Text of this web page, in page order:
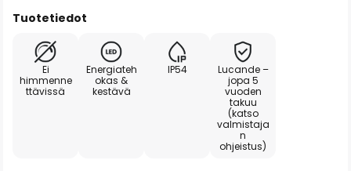
Tuotetiedot
Ei
himmenne
ttävissä
Energiateh
okas &
kestävä
IP54
Lucande –
jopa 5
vuoden
takuu
(katso
valmistaja
n
ohjeistus)